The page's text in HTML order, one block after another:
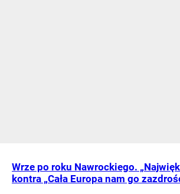
Wrze po roku Nawrockiego.
kontra „Cała Europa nam go